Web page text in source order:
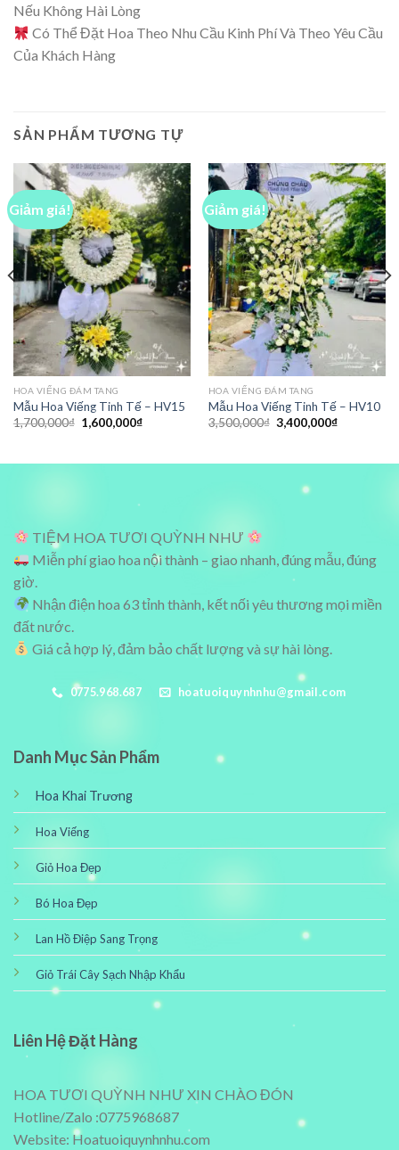
Nếu Không Hài Lòng
Có Thể Đặt Hoa Theo Nhu Cầu Kinh Phí Và Theo Yêu Cầu
Của Khách Hàng
SẢN PHẨM TƯƠNG TỰ
Giảm giá!
HOA VIẾNG ĐÁM TANG
Mẫu Hoa Viếng Tinh Tế – HV15
1,700,000₫ Giá
gốc
1,600,000₫Giá
1,600,000₫.
Giảm giá!
HOA VIẾNG ĐÁM TANG
Mẫu Hoa Viếng Tinh Tế – HV10
3,500,000₫ Giá
gốc
3,400,000₫Giá
TIỆM HOA TƯƠI QUỲNH NHƯ
Miễn phí giao hoa nội thành – giao nhanh, đúng mẫu, đúng
giờ.
Nhận điện hoa 63 tỉnh thành, kết nối yêu thương mọi miền
đất nước.
Giá cả hợp lý, đảm bảo chất lượng và sự hài lòng.
0775.968.687 hoatuoiquynhnhu@gmail.com
Danh Mục Sản Phẩm
Hoa Khai Trương
Hoa Viếng
Giỏ Hoa Đẹp
Bó Hoa Đẹp
Lan Hồ Điệp Sang Trọng
Giỏ Trái Cây Sạch Nhập Khẩu
Liên Hệ Đặt Hàng
HOA TƯƠI QUỲNH NHƯ XIN CHÀO ĐÓN
Hotline/Zalo :0775968687
Website: Hoatuoiquynhnhu.com